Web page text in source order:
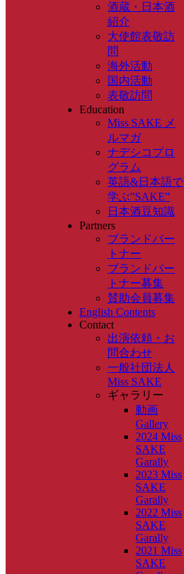
酒蔵・日本酒
紹介
大使館表敬訪
問
海外活動
国内活動
表敬訪問
Education
Miss SAKE メ
ルマガ
ナデシコプロ
グラム
英語&日本語で
学ぶ”SAKE”
日本酒豆知識
Partners
ブランドパー
トナー
ブランドパー
トナー募集
賛助会員募集
English Contents
Contact
出演依頼・お
問合わせ
一般社団法人
Miss SAKE
ギャラリー
動画
Gallery
2024 Miss
SAKE
Garally
2023 Miss
SAKE
Garally
2022 Miss
SAKE
Garally
2021 Miss
SAKE